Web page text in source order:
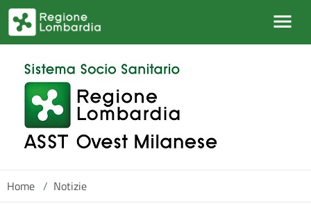
Salta al contenuto principale
Home / Notizie